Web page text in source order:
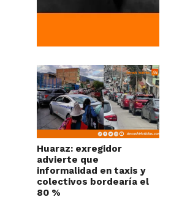
Huaraz: exregidor
advierte que
informalidad en taxis y
colectivos bordearía el
80 %